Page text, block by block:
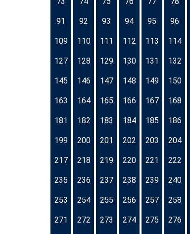
91 92 93 94 95 96
109 110 111 112 113 114
127 128 129 130 131 132
145 146 147 148 149 150
163 164 165 166 167 168
181 182 183 184 185 186
199 200 201 202 203 204
217 218 219 220 221 222
235 236 237 238 239 240
253 254 255 256 257 258
271 272 273 274 275 276